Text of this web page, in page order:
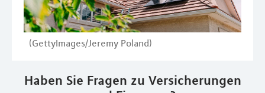
(GettyImages/Jeremy Poland)
Haben Sie Fragen zu Versicherungen